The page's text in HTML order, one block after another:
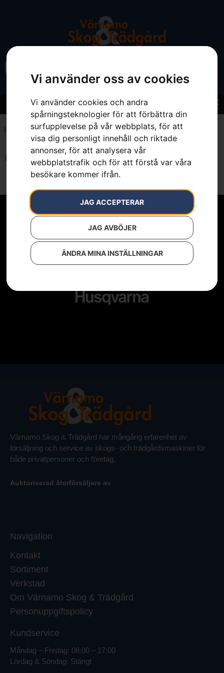
Vi använder oss av cookies
Vi använder cookies och andra
spårningsteknologier för att förbättra din
surfupplevelse på vår webbplats, för att
visa dig personligt innehåll och riktade
annonser, för att analysera vår
webbplatstrafik och för att förstå var våra
besökare kommer ifrån.
JAG ACCEPTERAR
JAG AVBÖJER
ÄNDRA MINA INSTÄLLNINGAR
Hem Sortiment»Reservdelar & tillbehör»för motorsågar
Inga resultat.
Värnamo Skog & Trädgård har mångårig erfarenhet av
försäljning och service av skogs- och trädgårdsmaskiner för
både privatpersoner och företag.
Auktoriserad återförsäljare av
Navigation
Kontakt
Sortiment
Verkstad
Om Värnamo Skog & Trädgård
Personuppgiftspolicy
Kundservice
Måndag – Fredag: 08:00 – 17:00
Lördag & Söndag: Stängt